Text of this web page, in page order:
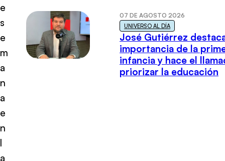
e
s
e
m
a
n
a
e
n
l
a
07 DE AGOSTO 2026
UNIVERSO AL DÍA
José Gutiérrez
importancia de la
infancia y hace el
priorizar la educación